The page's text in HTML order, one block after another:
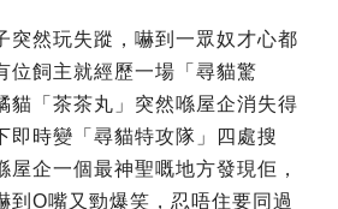
突然玩失蹤，嚇到一眾奴才心都
位飼主就經歷一場「尋貓驚
貓「茶茶丸」突然喺屋企消失得
即時變「尋貓特攻隊」四處搜
屋企一個最神聖嘅地方發現佢，
到O嘴又勁爆笑，忍唔住要同過